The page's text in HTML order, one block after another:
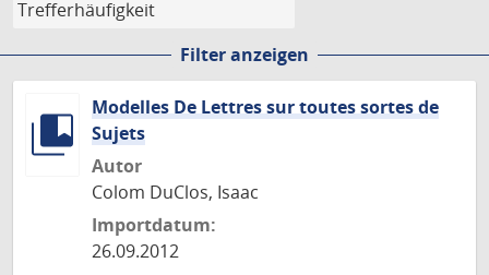
Filter anzeigen
Modelles De Lettres sur toutes sortes de
Sujets
Autor
Colom DuClos, Isaac
Importdatum:
26.09.2012